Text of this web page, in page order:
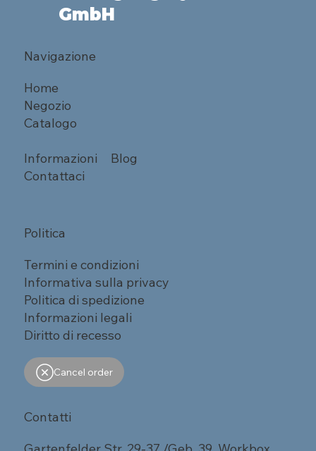
GmbH
Navigazione
Home
Negozio
Catalogo
Informazioni
Blog
Contattaci
Politica
Termini e condizioni
Informativa sulla privacy
Politica di spedizione
Informazioni legali
Diritto di recesso
Cancel order
Contatti